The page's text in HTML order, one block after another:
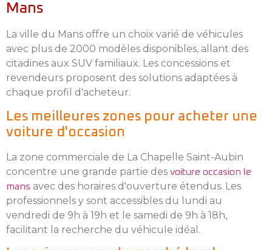
Mans
La ville du Mans offre un choix varié de véhicules
avec plus de 2000 modèles disponibles, allant des
citadines aux SUV familiaux. Les concessions et
revendeurs proposent des solutions adaptées à
chaque profil d'acheteur.
Les meilleures zones pour acheter une
voiture d'occasion
La zone commerciale de La Chapelle Saint-Aubin
concentre une grande partie des voiture occasion le
mans avec des horaires d'ouverture étendus. Les
professionnels y sont accessibles du lundi au
vendredi de 9h à 19h et le samedi de 9h à 18h,
facilitant la recherche du véhicule idéal.